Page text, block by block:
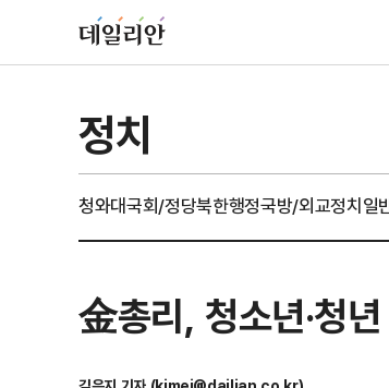
정치
청와대국회/정당북한행정국방/외교정치일
金총리, 청소년·청